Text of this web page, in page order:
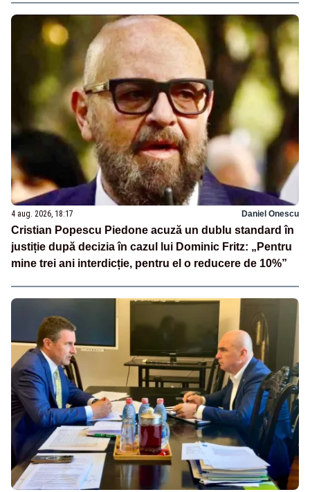
4 aug. 2026, 18:17 Daniel Onescu
Cristian Popescu Piedone acuză un dublu standard în
justiție după decizia în cazul lui Dominic Fritz: „Pentru
mine trei ani interdicție, pentru el o reducere de 10%”